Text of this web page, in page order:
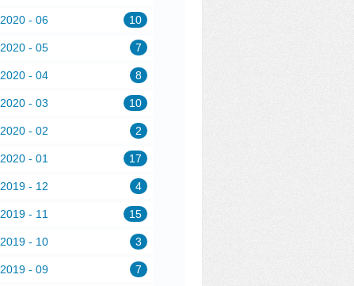
2020 - 06 10
2020 - 05 7
2020 - 04 8
2020 - 03 10
2020 - 02 2
2020 - 01 17
2019 - 12 4
2019 - 11 15
2019 - 10 3
2019 - 09 7